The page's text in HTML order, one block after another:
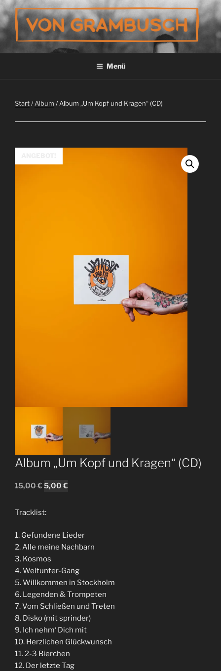
Zum
Inhalt
springen
VON GRAMBUSCH
Menü
Start/Album / Album „Um Kopf und Kragen“ (CD)
Album „Um Kopf und Kragen“ (CD)
15,00€Ursprünglicher
war:
5,00 €
Tracklist:
1. Gefundene Lieder
2. Alle meine Nachbarn
3. Kosmos
4. Weltunter-Gang
5. Willkommen in Stockholm
6. Legenden & Trompeten
7. Vom Schließen und Treten
8. Disko (mit sprinder)
9. Ich nehm‘ Dich mit
10. Herzlichen Glückwunsch
11. 2-3 Bierchen
12. Der letzte Tag